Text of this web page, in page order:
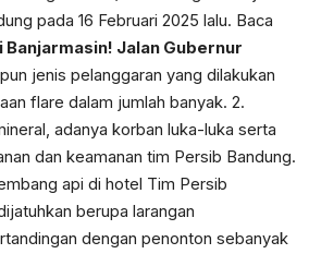
pada 16 Februari 2025 lalu. Baca
Jalan Gubernur
jenis pelanggaran yang dilakukan
flare dalam jumlah banyak. 2.
adanya korban luka-luka serta
dan keamanan tim Persib Bandung.
api di hotel Tim Persib
berupa larangan
dengan penonton sebanyak